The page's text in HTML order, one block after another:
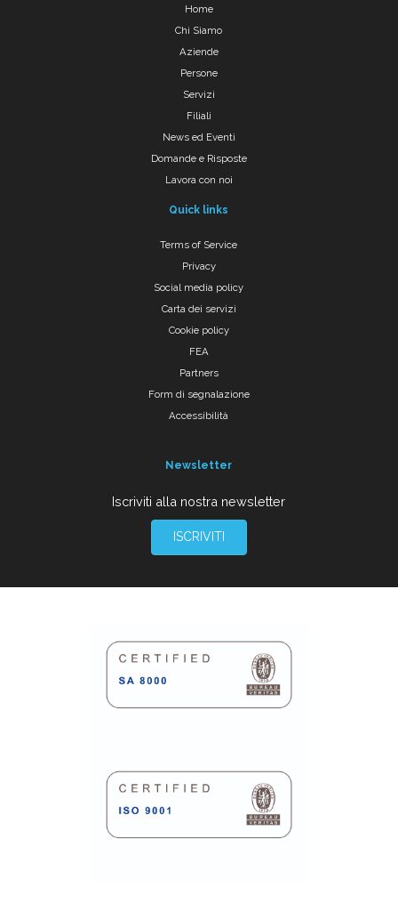
Home
Chi Siamo
Aziende
Persone
Servizi
Filiali
News ed Eventi
Domande e Risposte
Lavora con noi
Quick links
Terms of Service
Privacy
Social media policy
Carta dei servizi
Cookie policy
FEA
Partners
Form di segnalazione
Accessibilità
Newsletter
Iscriviti alla nostra newsletter
ISCRIVITI